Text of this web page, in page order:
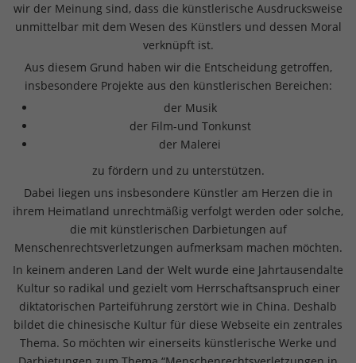
wir der Meinung sind, dass die künstlerische Ausdrucksweise
unmittelbar mit dem Wesen des Künstlers und dessen Moral
verknüpft ist.
Aus diesem Grund haben wir die Entscheidung getroffen,
insbesondere Projekte aus den künstlerischen Bereichen:
der Musik
der Film-und Tonkunst
der Malerei
zu fördern und zu unterstützen.
Dabei liegen uns insbesondere Künstler am Herzen die in
ihrem Heimatland unrechtmäßig verfolgt werden oder solche,
die mit künstlerischen Darbietungen auf
Menschenrechtsverletzungen aufmerksam machen möchten.
In keinem anderen Land der Welt wurde eine Jahrtausendalte
Kultur so radikal und gezielt vom Herrschaftsanspruch einer
diktatorischen Parteiführung zerstört wie in China. Deshalb
bildet die chinesische Kultur für diese Webseite ein zentrales
Thema. So möchten wir einerseits künstlerische Werke und